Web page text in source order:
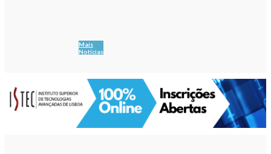
Mais
Notícias